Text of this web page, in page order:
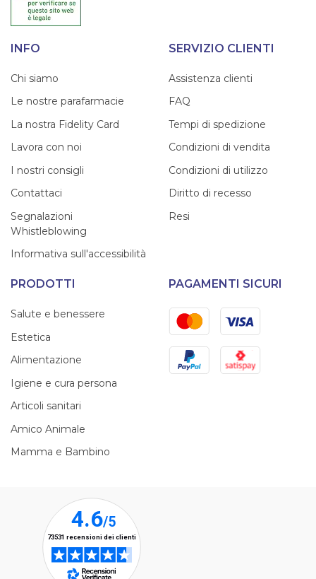
INFO
Chi siamo
Le nostre parafarmacie
La nostra Fidelity Card
Lavora con noi
I nostri consigli
Contattaci
Segnalazioni
Whistleblowing
Informativa sull'accessibilità
SERVIZIO CLIENTI
Assistenza clienti
FAQ
Tempi di spedizione
Condizioni di vendita
Condizioni di utilizzo
Diritto di recesso
Resi
PRODOTTI
Salute e benessere
Estetica
Alimentazione
Igiene e cura persona
Articoli sanitari
Amico Animale
Mamma e Bambino
PAGAMENTI SICURI
MastercardVisa
PayPal Satispay